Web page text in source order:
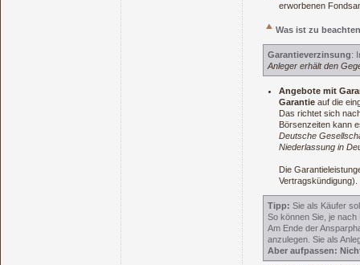
erworbenen
Was ist zu
Garantieverzinsung:
Anleger erhält den
Angebote mit
Garantie auf die
Das richtet sich
Börsenzeiten kann
Deutsche
Niederlassung in
Die
Vertragskündigung).
Tipp: Sie als Käufer
So können Sie, je
Am Ende der
anzulegen. Sie als
Aber aufpassen: